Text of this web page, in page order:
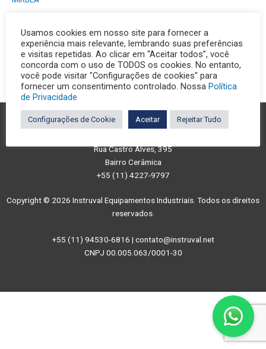
PNEUMÁTICAS DE DIAFRAGMA
MIRBLA
Rua Castro Alves, 395
Bairro Cerâmica
+55 (11) 4227-9797
Copyright © 2026 Instruval Equipamentos Industriais. Todos os direitos
reservados.
+55 (11) 94530-6816 | contato@instruval.net
CNPJ 00.005.063/0001-30
Usamos cookies em nosso site para fornecer a
experiência mais relevante, lembrando suas preferências
e visitas repetidas. Ao clicar em “Aceitar todos”, você
concorda com o uso de TODOS os cookies. No entanto,
você pode visitar "Configurações de cookies" para
fornecer um consentimento controlado. Nossa Política
de Privacidade
Configurações de Cookie Aceitar Rejeitar Tudo